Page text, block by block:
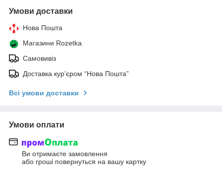
Умови доставки
Нова Пошта
Магазини Rozetka
Самовивіз
Доставка кур’єром “Нова Пошта”
Всі умови доставки
Умови оплати
Ви отримаєте замовлення
або гроші повернуться на вашу картку